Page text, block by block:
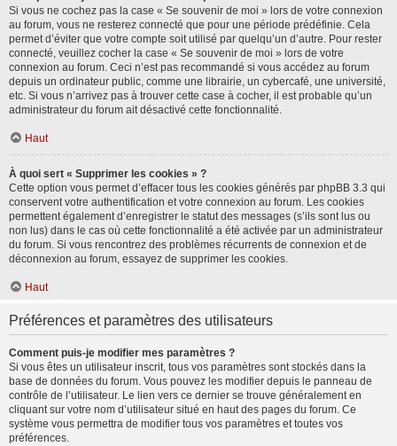
Si vous ne cochez pas la case « Se souvenir de moi » lors de votre connexion
au forum, vous ne resterez connecté que pour une période prédéfinie. Cela
permet d’éviter que votre compte soit utilisé par quelqu’un d’autre. Pour rester
connecté, veuillez cocher la case « Se souvenir de moi » lors de votre
connexion au forum. Ceci n’est pas recommandé si vous accédez au forum
depuis un ordinateur public, comme une librairie, un cybercafé, une université,
etc. Si vous n’arrivez pas à trouver cette case à cocher, il est probable qu’un
administrateur du forum ait désactivé cette fonctionnalité.
Haut
À quoi sert « Supprimer les cookies » ?
Cette option vous permet d’effacer tous les cookies générés par phpBB 3.3 qui
conservent votre authentification et votre connexion au forum. Les cookies
permettent également d’enregistrer le statut des messages (s’ils sont lus ou
non lus) dans le cas où cette fonctionnalité a été activée par un administrateur
du forum. Si vous rencontrez des problèmes récurrents de connexion et de
déconnexion au forum, essayez de supprimer les cookies.
Haut
Préférences et paramètres des utilisateurs
Comment puis-je modifier mes paramètres ?
Si vous êtes un utilisateur inscrit, tous vos paramètres sont stockés dans la
base de données du forum. Vous pouvez les modifier depuis le panneau de
contrôle de l’utilisateur. Le lien vers ce dernier se trouve généralement en
cliquant sur votre nom d’utilisateur situé en haut des pages du forum. Ce
système vous permettra de modifier tous vos paramètres et toutes vos
préférences.